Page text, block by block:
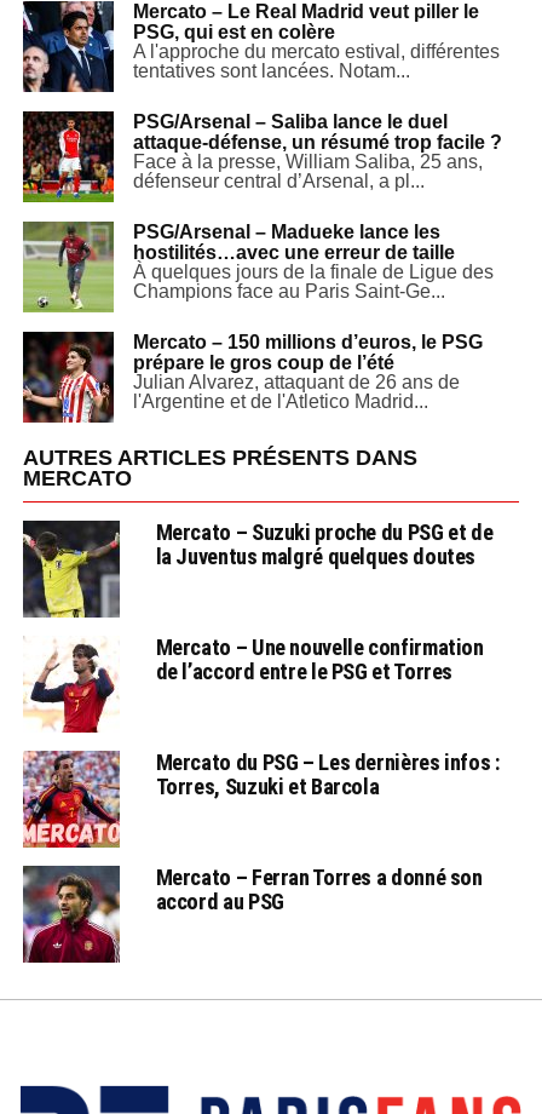
Mercato – Le Real Madrid veut piller le
PSG, qui est en colère
A l'approche du mercato estival, différentes
tentatives sont lancées. Notam...
PSG/Arsenal – Saliba lance le duel
attaque-défense, un résumé trop facile ?
Face à la presse, William Saliba, 25 ans,
défenseur central d’Arsenal, a pl...
PSG/Arsenal – Madueke lance les
hostilités…avec une erreur de taille
À quelques jours de la finale de Ligue des
Champions face au Paris Saint-Ge...
Mercato – 150 millions d’euros, le PSG
prépare le gros coup de l’été
Julian Alvarez, attaquant de 26 ans de
l'Argentine et de l'Atletico Madrid...
AUTRES ARTICLES PRÉSENTS DANS
MERCATO
Mercato – Suzuki proche du PSG et de
la Juventus malgré quelques doutes
Mercato – Une nouvelle confirmation
de l’accord entre le PSG et Torres
Mercato du PSG – Les dernières infos :
Torres, Suzuki et Barcola
Mercato – Ferran Torres a donné son
accord au PSG